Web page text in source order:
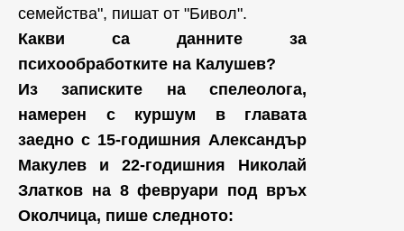
семейства", пишат от "Бивол".
Какви са данните за
психообработките на Калушев?
Из записките на спелеолога,
намерен с куршум в главата
заедно с 15-годишния Александър
Макулев и 22-годишния Николай
Златков на 8 февруари под връх
Околчица, пише следното: